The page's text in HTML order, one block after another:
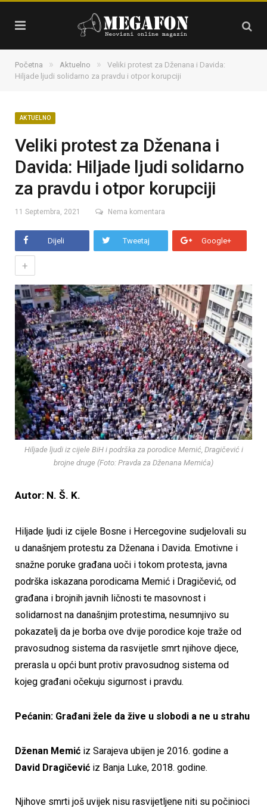
Početna » Aktuelno »
Veliki protest za Dženana i Davida:
Hiljade ljudi solidarno za pravdu i otpor korupciji
AKTUELNO
Veliki protest za Dženana i
Davida: Hiljade ljudi solidarno
za pravdu i otpor korupciji
11 Septembra, 2021 Nema komentara
Dijeli Tweetaj Google+
+
Hiljade ljudi iz cijele BiH i podrška za porodice Memić, Dragičević i
brojne druge (Foto: Pravda za Dženana Memića)
Autor: N. Š. K.
Hiljade ljudi iz cijele Bosne i Hercegovine sudjelovali su
u današnjem protestu za Dženana i Davida. Emotivne i
snažne poruke građana uoči i tokom protesta, javna
podrška iskazana porodicama Memić i Dragičević, od
građana i brojnih javnih ličnosti te masovnost i
solidarnost na današnjim protestima, nesumnjivo su
pokazatelj da je borba ove dvije porodice koje traže od
pravosudnog sistema da rasvijetle smrt njihove djece,
prerasla u opći bunt protiv pravosudnog sistema od
kojeg građani očekuju sigurnost i pravdu.
Pećanin: Građani žele da žive u slobodi a ne u strahu
Dženan Memić iz Sarajeva ubijen je 2016. godine a
David Dragičević iz Banja Luke, 2018. godine.
Njihove smrti još uvijek nisu rasvijetljene niti su počinioci